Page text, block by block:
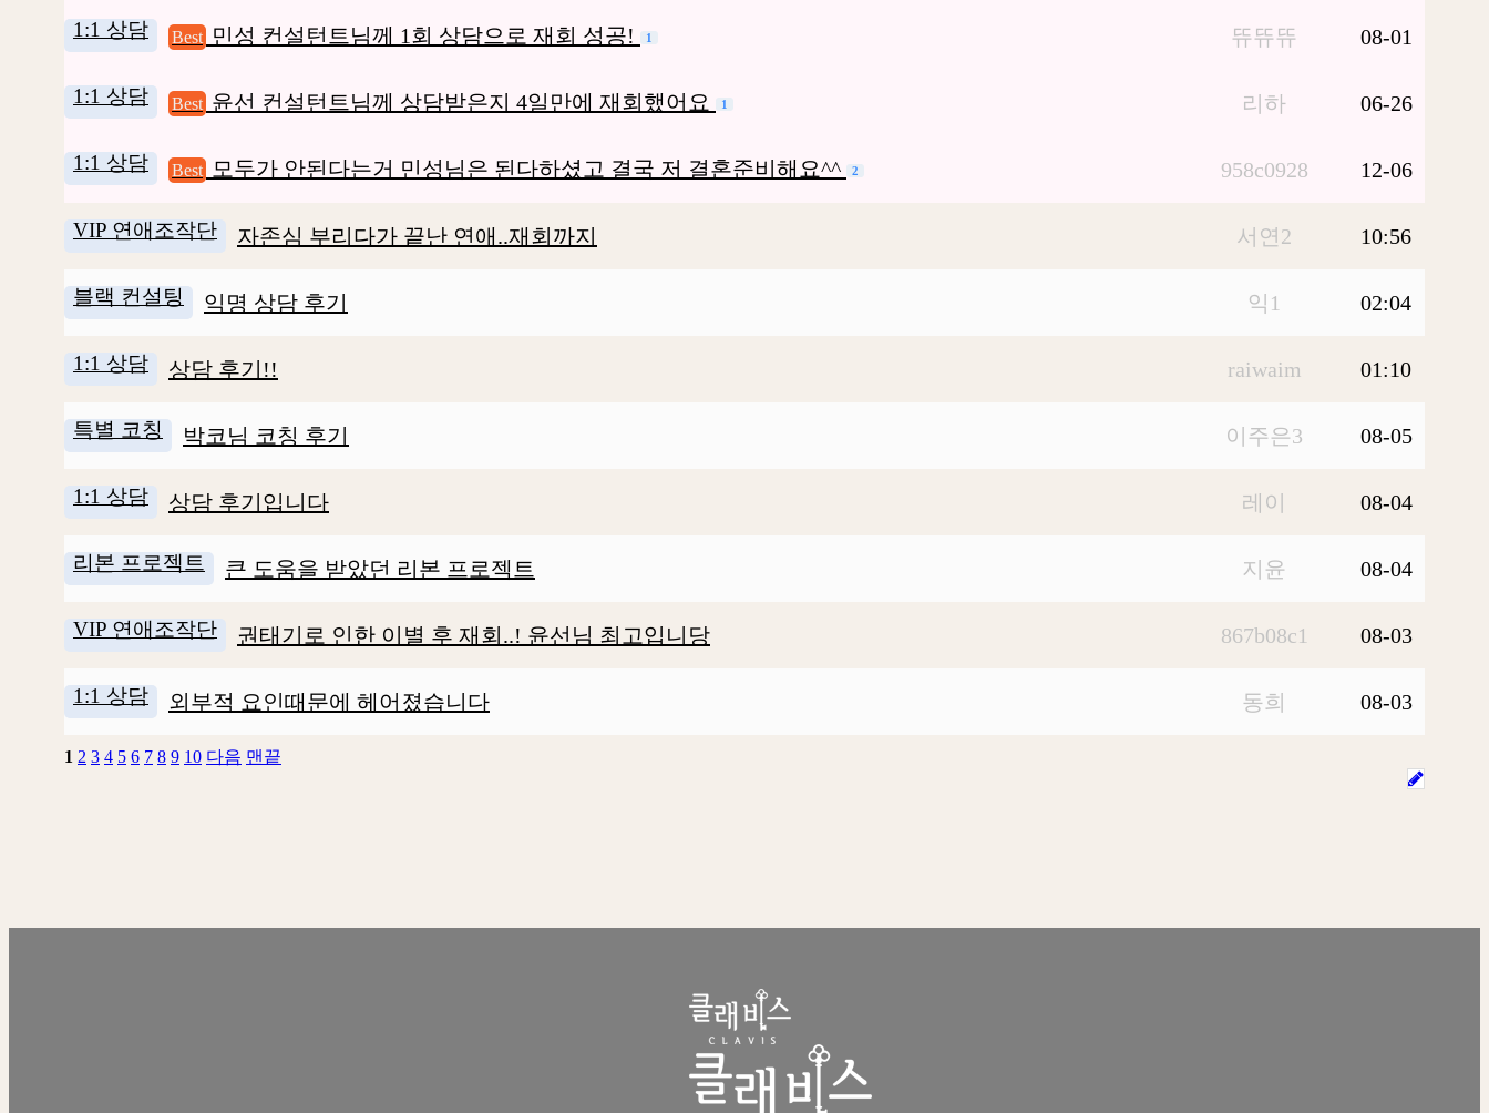
1:1 상담 Best 민성 컨설턴트님께 1회 상담으로 재회 성공! 1 뜌뜌뜌 08-01
1:1 상담 Best 윤선 컨설턴트님께 상담받은지 4일만에 재회했어요 1 리하 06-26
1:1 상담 Best 모두가 안된다는거 민성님은 된다하셨고 결국 저 결혼준비해요^^ 2 958c0928 12-06
VIP 연애조작단 자존심 부리다가 끝난 연애..재회까지 서연2 10:56
블랙 컨설팅 익명 상담 후기 익1 02:04
1:1 상담 상담 후기!! raiwaim 01:10
특별 코칭 박코님 코칭 후기 이주은3 08-05
1:1 상담 상담 후기입니다 레이 08-04
리본 프로젝트 큰 도움을 받았던 리본 프로젝트 지윤 08-04
VIP 연애조작단 권태기로 인한 이별 후 재회..! 윤선님 최고입니당 867b08c1 08-03
1:1 상담 외부적 요인때문에 헤어졌습니다 동희 08-03
1 2 3 4 5 6 7 8 9 10 다음 맨끝